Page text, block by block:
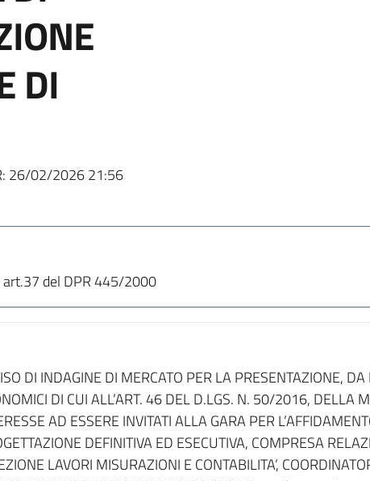
DI
26/02/2026 21:56
del DPR 445/2000
del bando
DI INDAGINE DI MERCATO PER LA PRESENTAZIONE,
DI CUI ALL’ART. 46 DEL D.LGS. N. 50/2016, DELLA
AD ESSERE INVITATI ALLA GARA PER
DEFINITIVA ED ESECUTIVA, COMPRESA
LAVORI MISURAZIONI E CONTABILITA’,